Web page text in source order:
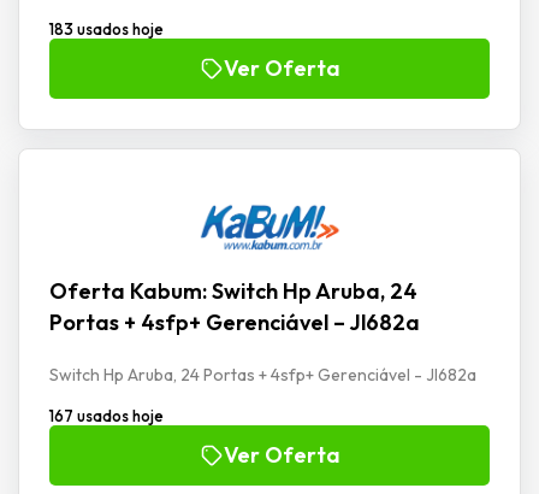
183 usados hoje
Ver Oferta
Oferta Kabum: Switch Hp Aruba, 24
Portas + 4sfp+ Gerenciável – Jl682a
Switch Hp Aruba, 24 Portas + 4sfp+ Gerenciável - Jl682a
167 usados hoje
Ver Oferta